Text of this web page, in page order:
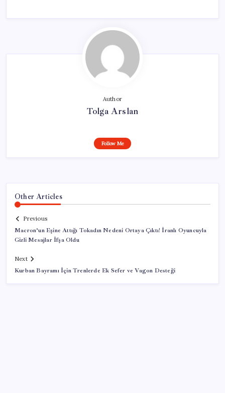
Author
Tolga Arslan
Follow Me
Other Articles
Previous
Macron’un Eşine Attığı Tokadın Nedeni Ortaya Çıktı! İranlı Oyuncuyla
Gizli Mesajlar İfşa Oldu
Next
Kurban Bayramı İçin Trenlerde Ek Sefer ve Vagon Desteği